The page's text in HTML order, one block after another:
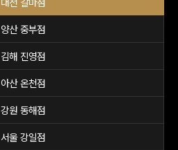
양산 중부점
김해 진영점
아산 온천점
강원 동해점
서울 강일점